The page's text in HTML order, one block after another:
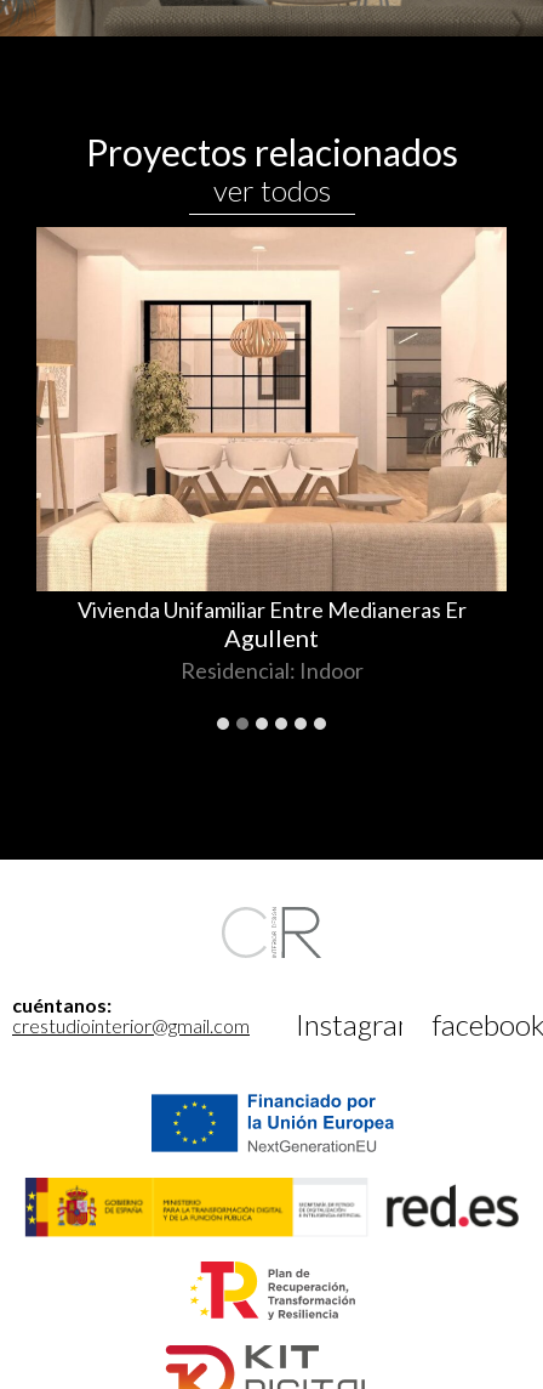
Proyectos relacionados
ver todos
Vivienda Unifamiliar Entre Medianeras Er
Agullent
Residencial: Indoor
cuéntanos:
crestudiointerior@gmail.com
Instagram